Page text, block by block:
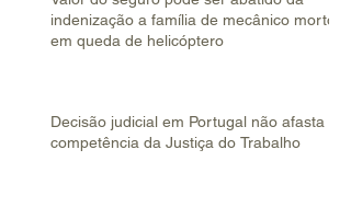
indenização a família de mecânico morto
em queda de helicóptero
Decisão judicial em Portugal não afasta
competência da Justiça do Trabalho